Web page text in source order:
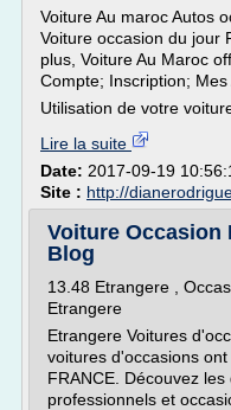
Voiture Au maroc Autos
Voiture occasion du jour
plus, Voiture Au Maroc
Compte; Inscription; Mes
Utilisation de votre
Lire la suite
Date: 2017-09-19
Site : http://
Voiture Occasion
Blog
13.48 Etrangere ,
Etrangere
Etrangere Voitures
voitures d'occasions
FRANCE. Découvez
professionnels et